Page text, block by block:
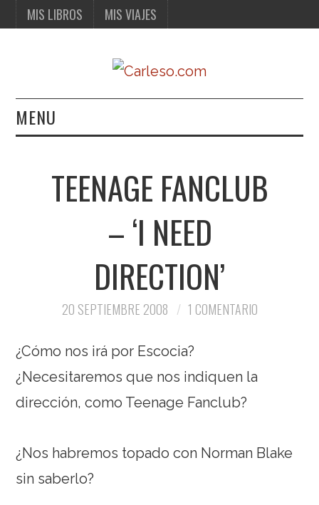
MIS LIBROS MIS VIAJES
MENU
MIS VIAJES
TEENAGE FANCLUB
– ‘I NEED
DIRECTION’
20 SEPTIEMBRE 2008 1 COMENTARIO
¿Cómo nos irá por Escocia?
¿Necesitaremos que nos indiquen la
dirección, como Teenage Fanclub?
¿Nos habremos topado con Norman Blake
sin saberlo?